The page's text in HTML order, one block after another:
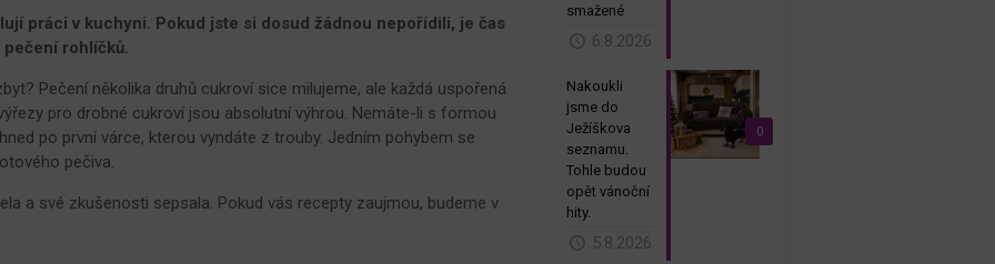
práci v kuchyni. Pokud jste si dosud žádnou nepořídili, je čas
rohlíčků.
Pečení několika druhů cukroví sice milujeme, ale každá uspořená
pro drobné cukroví jsou absolutní výhrou. Nemáte-li s formou
po první várce, kterou vyndáte z trouby. Jedním pohybem se
pečiva.
a své zkušenosti sepsala. Pokud vás recepty zaujmou, budeme v
smažené
6.8.2026
0
Nakoukli
jsme do
Ježíškova
seznamu.
Tohle budou
opět vánoční
hity.
5.8.2026